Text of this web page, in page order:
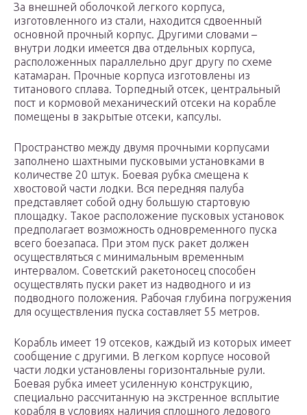
За внешней оболочкой легкого корпуса,
изготовленного из стали, находится сдвоенный
основной прочный корпус. Другими словами –
внутри лодки имеется два отдельных корпуса,
расположенных параллельно друг другу по схеме
катамаран. Прочные корпуса изготовлены из
титанового сплава. Торпедный отсек, центральный
пост и кормовой механический отсеки на корабле
помещены в закрытые отсеки, капсулы.
Пространство между двумя прочными корпусами
заполнено шахтными пусковыми установками в
количестве 20 штук. Боевая рубка смещена к
хвостовой части лодки. Вся передняя палуба
представляет собой одну большую стартовую
площадку. Такое расположение пусковых установок
предполагает возможность одновременного пуска
всего боезапаса. При этом пуск ракет должен
осуществляться с минимальным временным
интервалом. Советский ракетоносец способен
осуществлять пуски ракет из надводного и из
подводного положения. Рабочая глубина погружения
для осуществления пуска составляет 55 метров.
Корабль имеет 19 отсеков, каждый из которых имеет
сообщение с другими. В легком корпусе носовой
части лодки установлены горизонтальные рули.
Боевая рубка имеет усиленную конструкцию,
специально рассчитанную на экстренное всплытие
корабля в условиях наличия сплошного ледового